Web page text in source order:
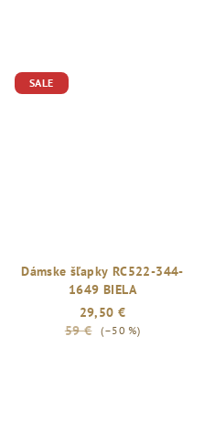
SALE
Dámske šľapky RC522-344-
1649 BIELA
29,50 €
59 €
(–50 %)